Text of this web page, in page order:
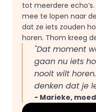
tot meerdere
mee te lopen naar
dat ze iets zouden
horen. Thom kreeg
"Dat moment
gaan nu iets
nooit wilt
denken dat je
- Marieke,